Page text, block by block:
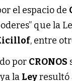
el espacio de
que la
, entre
por CRONOS
la Leyresultó